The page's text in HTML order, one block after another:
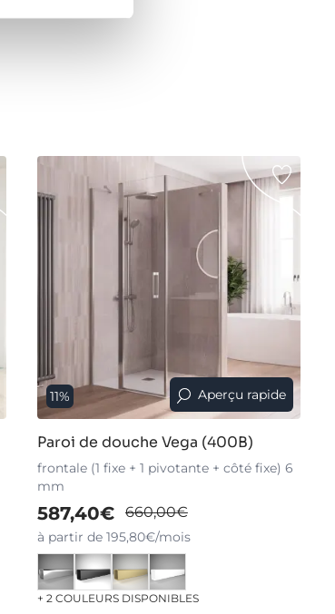
11% Aperçu rapide
Paroi de douche Vega (400B)
frontale (1 fixe + 1 pivotante + côté fixe) 6
mm
587,40€ 660,00€
à partir de 195,80€/mois
+ 2 COULEURS DISPONIBLES